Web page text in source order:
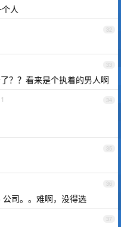
人
32
33
？？看来是个执着的男人啊
34
1
35
36
司。。难啊，没得选
37